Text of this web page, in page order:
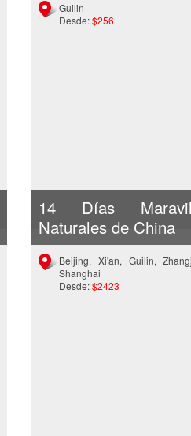
Guilin
Desde:$256
14 Días
Naturales de China
Beijing, Xi'an, Guilin,
Shanghai
Desde:$2423